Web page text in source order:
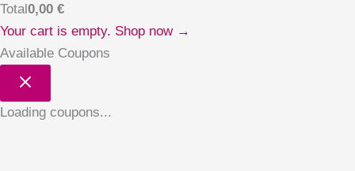
Total0,00 €
Your cart is empty. Shop now →
Available Coupons
Loading coupons...